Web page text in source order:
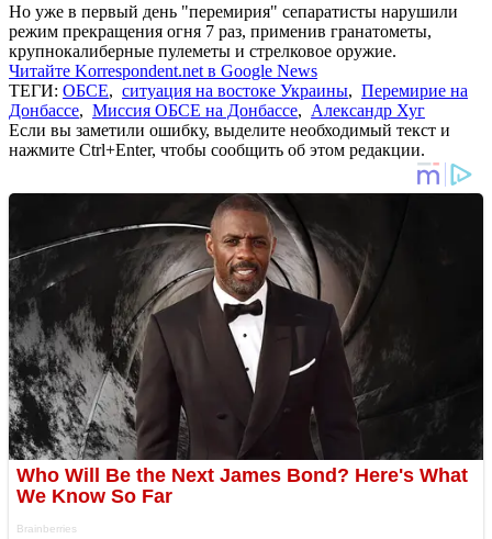
Но уже в первый день "перемирия" сепаратисты нарушили
режим прекращения огня 7 раз, применив гранатометы,
крупнокалиберные пулеметы и стрелковое оружие.
Читайте Korrespondent.net в Google News
ТЕГИ: ОБСЕ, ситуация на востоке Украины, Перемирие на
Донбассе, Миссия ОБСЕ на Донбассе, Александр Хуг
Если вы заметили ошибку, выделите необходимый текст и
нажмите Ctrl+Enter, чтобы сообщить об этом редакции.